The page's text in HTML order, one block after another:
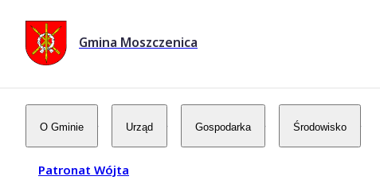
Gmina Moszczenica
O Gminie Urząd Gospodarka Środowisko
Patronat Wójta